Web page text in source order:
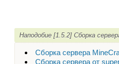
Наподобие [1.5.2] Сборка
Сборка сервера
Сборка сервера от